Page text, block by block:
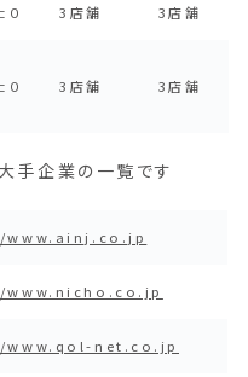
3店舗 3店舗
3店舗 3店舗
手企業の一覧です
net.co.jp